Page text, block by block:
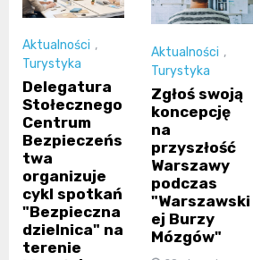
Aktualności ,
Turystyka
Delegatura
Stołecznego
Centrum
Bezpieczeńs
twa
organizuje
cykl spotkań
"Bezpieczna
dzielnica" na
terenie
Aktualności ,
Turystyka
Zgłoś swoją
koncepcję
na
przyszłość
Warszawy
podczas
"Warszawski
ej Burzy
Mózgów"